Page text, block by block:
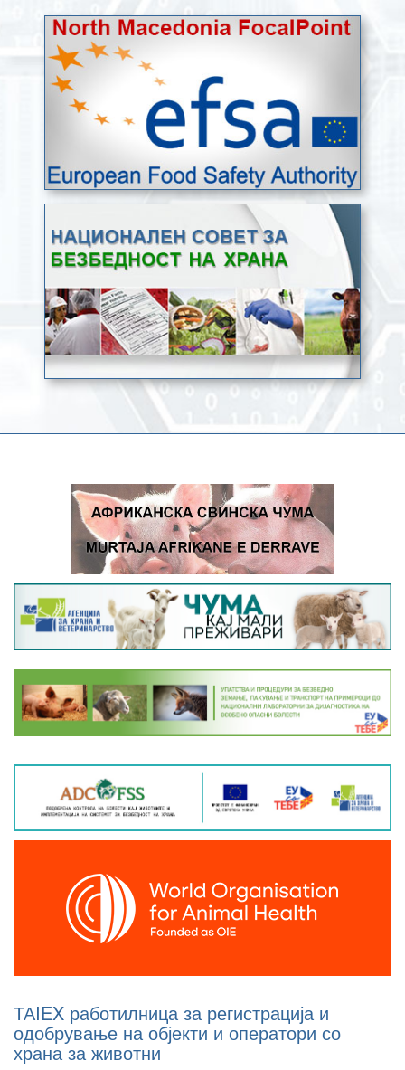
ТАIEX работилница за регистрација и
одобрување на објекти и оператори со
храна за животни